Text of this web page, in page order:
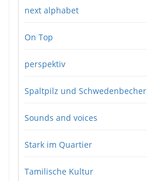
next alphabet
On Top
perspektiv
Spaltpilz und Schwedenbecher
Sounds and voices
Stark im Quartier
Tamilische Kultur